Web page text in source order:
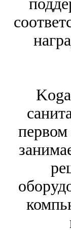
первом